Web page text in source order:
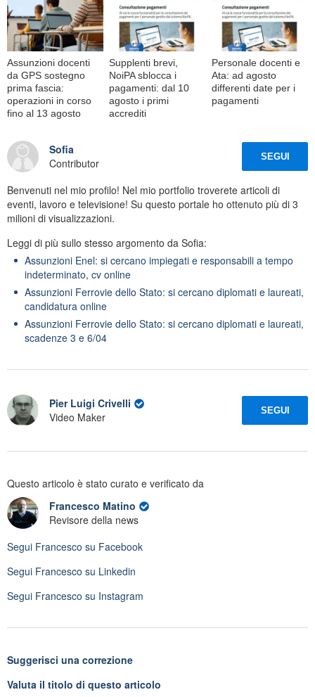
Assunzioni docenti
da GPS sostegno
prima fascia:
operazioni in corso
fino al 13 agosto
Supplenti brevi,
NoiPA sblocca i
pagamenti: dal 10
agosto i primi
accrediti
Personale docenti e
Ata: ad agosto
differenti date per i
pagamenti
Sofia
Contributor
SEGUI
Benvenuti nel mio profilo! Nel mio portfolio troverete articoli di
eventi, lavoro e televisione! Su questo portale ho ottenuto più di 3
milioni di visualizzazioni.
Leggi di più sullo stesso argomento da Sofia:
Assunzioni Enel: si cercano impiegati e responsabili a tempo
indeterminato, cv online
Assunzioni Ferrovie dello Stato: si cercano diplomati e laureati,
candidatura online
Assunzioni Ferrovie dello Stato: si cercano diplomati e laureati,
scadenze 3 e 6/04
Pier Luigi Crivelli
Video Maker
SEGUI
Questo articolo è stato curato e verificato da
Francesco Matino
Revisore della news
Segui Francesco su Facebook
Segui Francesco su Linkedin
Segui Francesco su Instagram
Suggerisci una correzione
Valuta il titolo di questo articolo